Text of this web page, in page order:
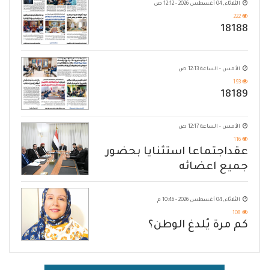
الثلاثاء, 04 أغسطس 2026 - 12:12 ص
222
18188
الأمس - الساعة 12:13 ص
193
18189
الأمس - الساعة 12:17 ص
116
عقداجتماعا استثنايا بحضور
جميع اعضائه
الثلاثاء, 04 أغسطس 2026 - 10:46 م
108
كم مرة يُلدغ الوطن؟